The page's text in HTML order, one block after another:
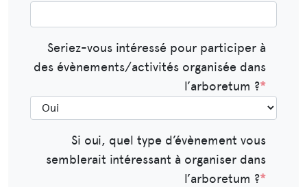
Seriez-vous intéressé pour participer à
des évènements/activités organisée dans
l’arboretum ?*
Si oui, quel type d’évènement vous
semblerait intéressant à organiser dans
l’arboretum ?*